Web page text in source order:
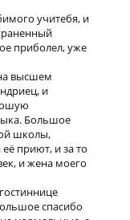
учитебя, и
приболел, уже
высшем
и
Большое
школы,
приют, и за то
и жена моего
спасибо